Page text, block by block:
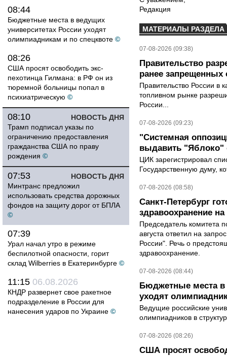
08:44
Бюджетные места в ведущих
университетах России уходят
олимпиадникам и по спецквоте ©
08:26
США просят освободить экс-
пехотинца Гилмана: в РФ он из
тюремной больницы попал в
психиатрическую ©
НОВОСТЬ ДНЯ
08:10
Трамп подписал указы по
ограничению предоставления
гражданства США по праву
рождения ©
НОВОСТЬ ДНЯ
07:53
Минтранс предложил
использовать средства дорожных
фондов на защиту дорог от БПЛА
©
07:39
Урал начал утро в режиме
беспилотной опасности, горит
склад Wilberries в Екатеринбурге ©
11:15 06.08.2026
КНДР развернет свое ракетное
подразделение в России для
нанесения ударов по Украине ©
Редакция
МАТЕРИАЛЫ РАЗДЕЛА
07-08-2026 (09:38)
Правительство
ранее запрещенных
Правительство России в
топливном рынке
России...
07-08-2026 (09:23)
"Системная
выдавить "Яблоко"
ЦИК зарегистрировал
Государственную думу,
07-08-2026 (08:58)
Санкт-Петербург
здравоохранение на
Председатель комитета
августа ответил на
России". Речь о
здравоохранение.
07-08-2026 (08:44)
Бюджетные места в
уходят
Ведущие российские
олимпиадников в
07-08-2026 (08:26)
США просят